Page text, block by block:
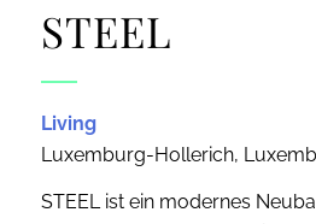
STEEL
Living
Luxemburg-Hollerich,
STEEL ist ein modernes